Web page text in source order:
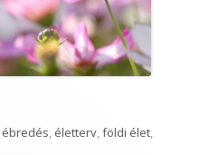
2023"
ébredés, életterv,földi élet,